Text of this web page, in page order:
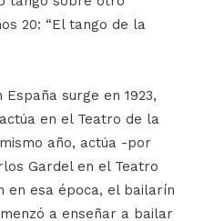
20: “El tango de la
surge en 1923,
en el Teatro de la
año, actúa -por
Gardel en el Teatro
en esa época, el bailarín
a enseñar a bailar